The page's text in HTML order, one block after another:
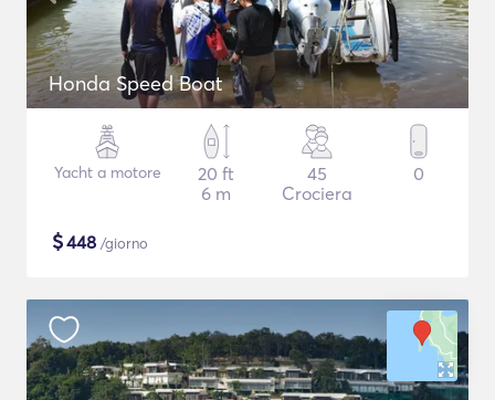
Honda Speed Boat
Yacht a motore
20 ft
6 m
45
Crociera
0
$448 /giorno